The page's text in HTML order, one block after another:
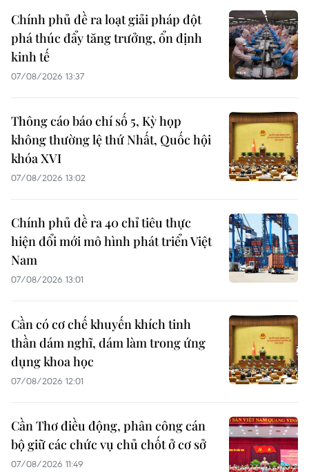
Chính phủ đề ra loạt giải pháp đột
phá thúc đẩy tăng trưởng, ổn định
kinh tế
07/08/2026 13:37
Thông cáo báo chí số 5, Kỳ họp
không thường lệ thứ Nhất, Quốc hội
khóa XVI
07/08/2026 13:02
Chính phủ đề ra 40 chỉ tiêu thực
hiện đổi mới mô hình phát triển Việt
Nam
07/08/2026 13:01
Cần có cơ chế khuyến khích tinh
thần dám nghĩ, dám làm trong ứng
dụng khoa học
07/08/2026 12:01
Cần Thơ điều động, phân công cán
bộ giữ các chức vụ chủ chốt ở cơ sở
07/08/2026 11:49